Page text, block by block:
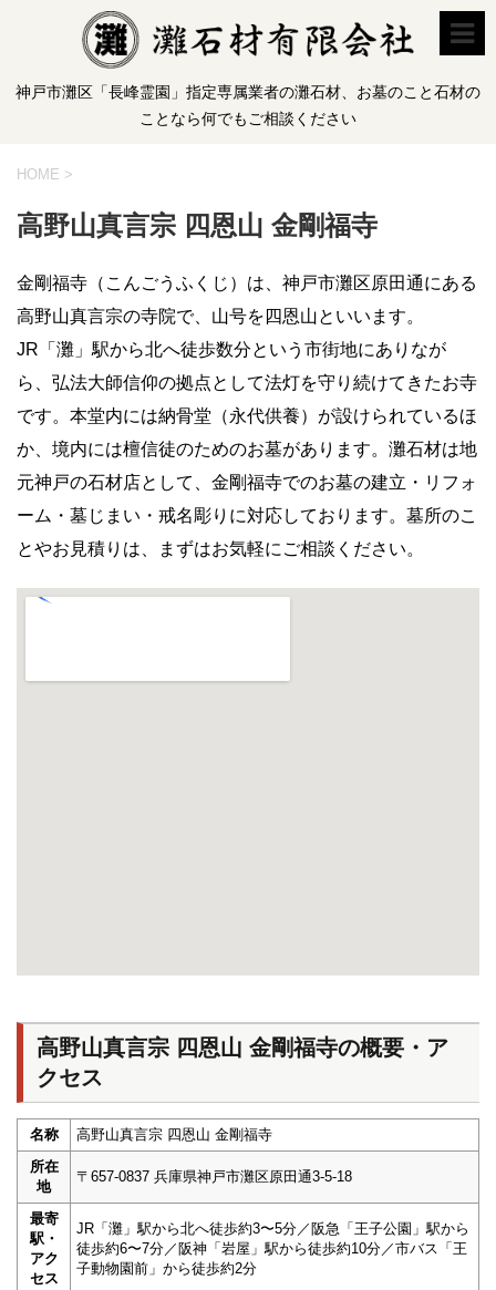
神戸市灘区「長峰霊園」指定専属業者の灘石材、お墓のこと石材の
ことなら何でもご相談ください
HOME >
高野山真言宗 四恩山 金剛福寺
金剛福寺（こんごうふくじ）は、神戸市灘区原田通にある
高野山真言宗の寺院で、山号を四恩山といいます。
JR「灘」駅から北へ徒歩数分という市街地にありなが
ら、弘法大師信仰の拠点として法灯を守り続けてきたお寺
です。本堂内には納骨堂（永代供養）が設けられているほ
か、境内には檀信徒のためのお墓があります。灘石材は地
元神戸の石材店として、金剛福寺でのお墓の建立・リフォ
ーム・墓じまい・戒名彫りに対応しております。墓所のこ
とやお見積りは、まずはお気軽にご相談ください。
高野山真言宗 四恩山 金剛福寺の概要・ア
クセス
名称
高野山真言宗 四恩山 金剛福寺
所在
地
〒657-0837 兵庫県神戸市灘区原田通3-5-18
最寄
駅・
アク
セス
JR「灘」駅から北へ徒歩約3〜5分／阪急「王子公園」駅から
徒歩約6〜7分／阪神「岩屋」駅から徒歩約10分／市バス「王
子動物園前」から徒歩約2分